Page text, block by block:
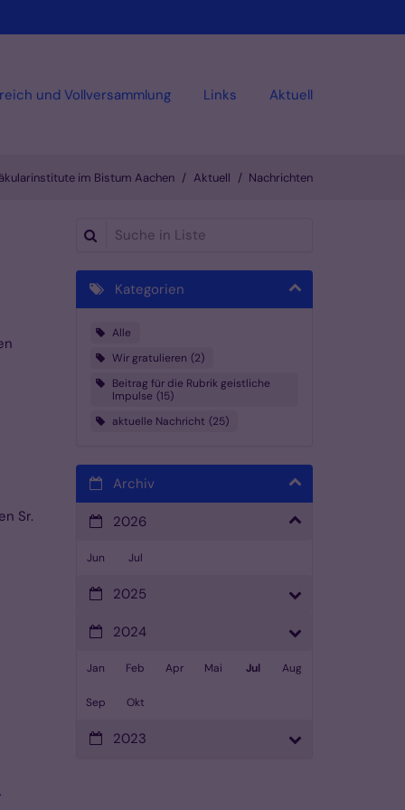
und Vollversammlung Links Aktuell
im Bistum Aachen Aktuell Nachrichten
Sr.
:
Suche in Liste
Kategorien
Alle
Wir gratulieren 2
Beitrag für die Rubrik geistliche
Impulse 15
aktuelle Nachricht 25
Archiv
2026
Jun Jul
2025
2024
Jan Feb Apr Mai Jul Aug
Sep Okt
2023